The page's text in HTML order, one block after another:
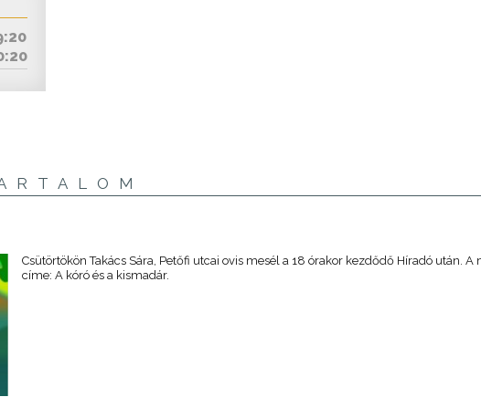
Csütörtökön Takács Sára, Petőfi utcai ovis mesél a 18 órakor kezdődő Híradó után. A
címe: A kóró és a kismadár.